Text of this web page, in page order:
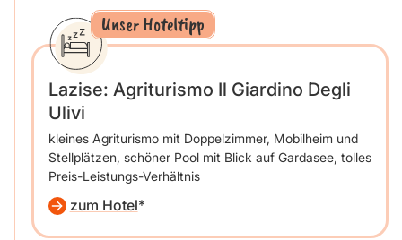
Unser Hoteltipp
Lazise: Agriturismo Il Giardino Degli
Ulivi
kleines Agriturismo mit Doppelzimmer, Mobilheim und
Stellplätzen, schöner Pool mit Blick auf Gardasee, tolles
Preis-Leistungs-Verhältnis
zum Hotel